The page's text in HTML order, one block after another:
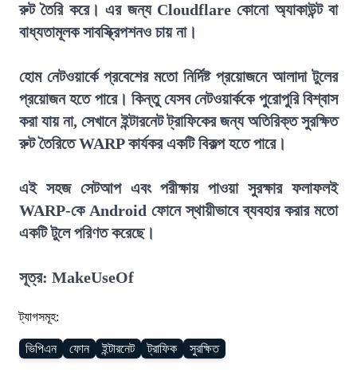
রুট তৈরি করে। এর জন্য Cloudflare কোনো অ্যাকাউন্ট বা
বাধ্যতামূলক সাবস্ক্রিপশনও চায় না।
হোম নেটওয়ার্কে প্রবেশের মতো নির্দিষ্ট প্রয়োজনে আলাদা টুলের
প্রয়োজন হতে পারে। কিন্তু যেসব নেটওয়ার্ককে পুরোপুরি বিশ্বাস
করা যায় না, সেখানে ইন্টারনেট ট্রাফিকের জন্য অতিরিক্ত সুরক্ষিত
রুট তৈরিতে WARP কার্যকর একটি বিকল্প হতে পারে।
এই সহজ সেটআপ এবং পরীক্ষায় পাওয়া সুরক্ষার ফলাফলই
WARP-কে Android ফোনে স্থায়ীভাবে ব্যবহার করার মতো
একটি টুলে পরিণত করেছে।
সূত্র: MakeUseOf
ট্যাগসমূহ:
ভিপিএন ফোন ইন্টারনেট ট্রাফিক সুরক্ষিত